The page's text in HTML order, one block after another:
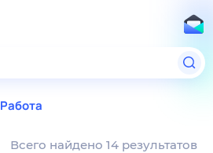
Работа
Всего найдено 14 результатов